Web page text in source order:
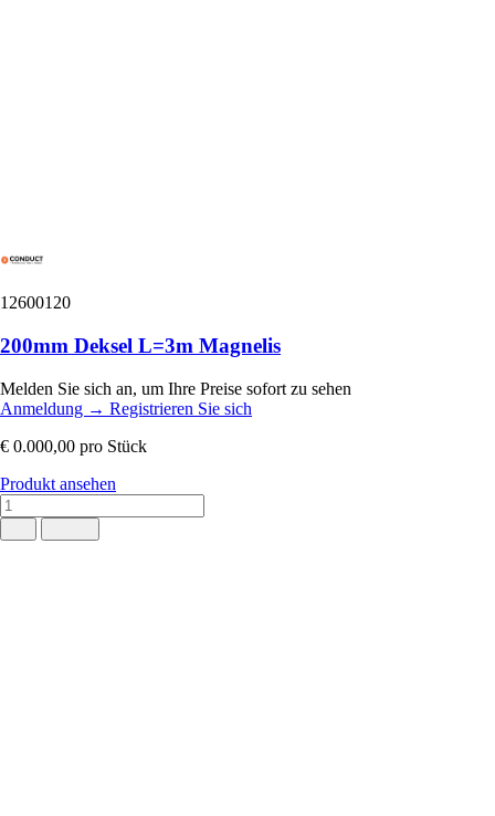
12600120
200mm Deksel L=3m Magnelis
Melden Sie sich an, um Ihre Preise sofort zu sehen
Anmeldung → Registrieren Sie sich
€ 0.000,00 pro Stück
Produkt ansehen